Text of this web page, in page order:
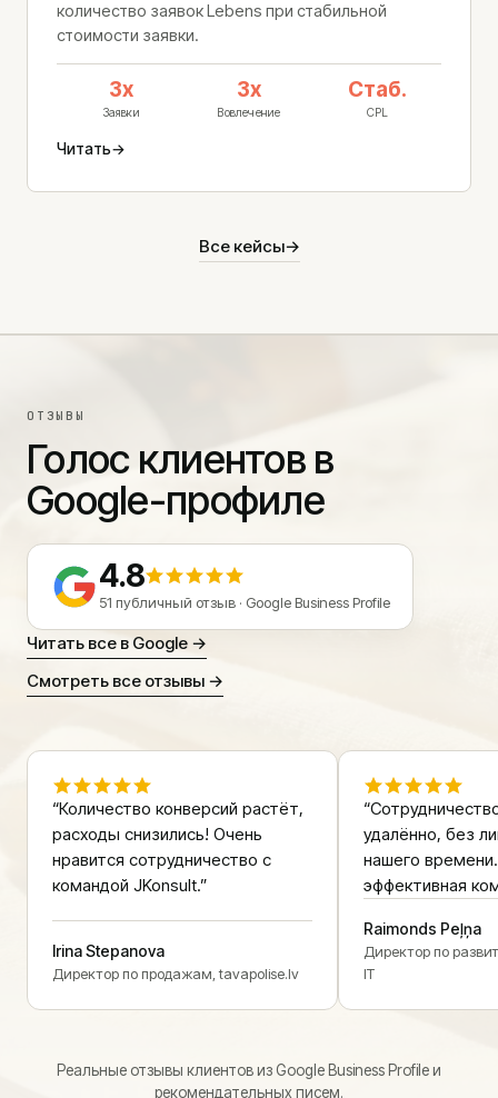
количество заявок Lebens при стабильной
стоимости заявки.
3x
Заявки
3x
Вовлечение
Стаб.
CPL
Читать→
Все кейсы→
ОТЗЫВЫ
Голос клиентов в
Google-профиле
4.8
51 публичный отзыв · Google Business Profile
Читать все в Google →
Смотреть все отзывы →
“Количество конверсий растёт,
расходы снизились! Очень
нравится сотрудничество с
командой JKonsult.”
Irina Stepanova
Директор по продажам, tavapolise.lv
удалённо, без
нашего
эффективная
Raimonds Peļņa
Директор по
IT
Реальные отзывы клиентов из Google Business Profile и
рекомендательных писем.